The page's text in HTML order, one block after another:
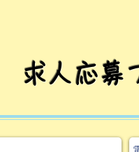
求人応募